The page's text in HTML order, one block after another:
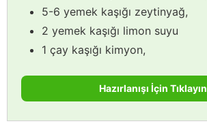
5-6 yemek kaşığı zeytinyağ,
2 yemek kaşığı limon suyu
1 çay kaşığı kimyon,
Hazırlanışı İçin Tıklayın